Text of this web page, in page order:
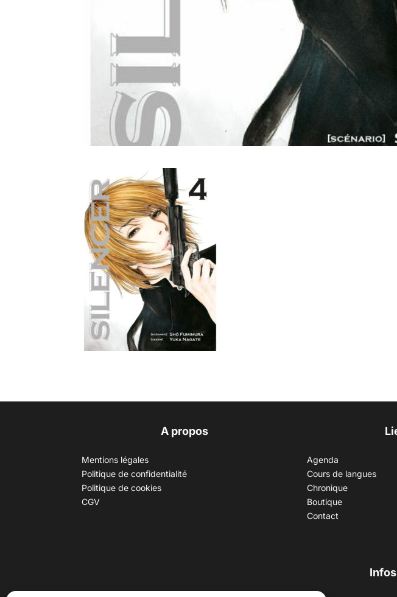
A propos
Mentions légales
Politique de confidentialité
Politique de cookies
CGV
Agenda
Cours de langues
Chronique
Boutique
Contact